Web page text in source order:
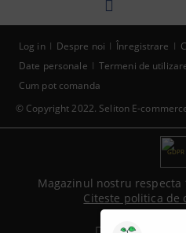
© Copyright 2022. Seliton E-
Log in Despre noi Înregistrare
Date personale
Termeni de
Cum pot comanda
GDPR
Magazinul nostru respecta
Citeste politica de
Informatiile